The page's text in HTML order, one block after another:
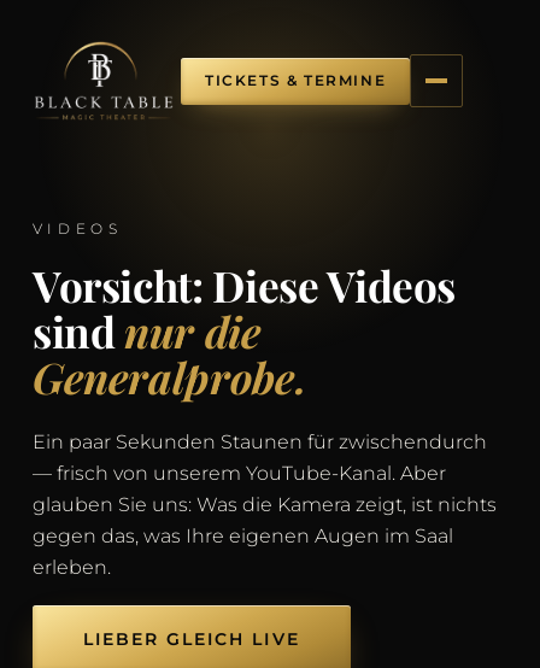
TICKETS & TERMINE
VIDEOS
Vorsicht: Diese Videos
sind nur die
Generalprobe.
Ein paar Sekunden Staunen für zwischendurch
— frisch von unserem YouTube-Kanal. Aber
glauben Sie uns: Was die Kamera zeigt, ist nichts
gegen das, was Ihre eigenen Augen im Saal
erleben.
LIEBER GLEICH LIVE